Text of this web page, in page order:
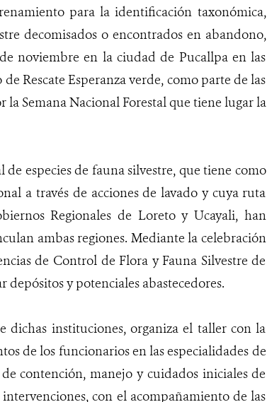
para la identificación taxonómica,
decomisados o encontrados en abandono,
noviembre en la ciudad de Pucallpa en las
Rescate Esperanza verde, como parte de las
Semana Nacional Forestal que tiene lugar la
especies de fauna silvestre, que tiene como
a través de acciones de lavado y cuya ruta
Regionales de Loreto y Ucayali, han
ambas regiones. Mediante la celebración
de Control de Flora y Fauna Silvestre de
y potenciales abastecedores.
dichas instituciones, organiza el taller con la
de los funcionarios en las especialidades de
contención, manejo y cuidados iniciales de
con el acompañamiento de las